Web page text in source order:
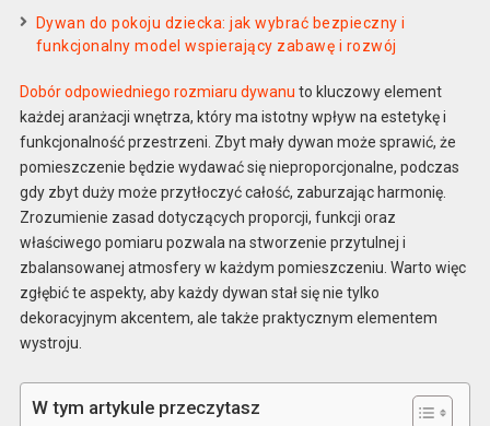
Dywan do pokoju dziecka: jak wybrać bezpieczny i
funkcjonalny model wspierający zabawę i rozwój
Dobór odpowiedniego rozmiaru dywanu to kluczowy element
każdej aranżacji wnętrza, który ma istotny wpływ na estetykę i
funkcjonalność przestrzeni. Zbyt mały dywan może sprawić, że
pomieszczenie będzie wydawać się nieproporcjonalne, podczas
gdy zbyt duży może przytłoczyć całość, zaburzając harmonię.
Zrozumienie zasad dotyczących proporcji, funkcji oraz
właściwego pomiaru pozwala na stworzenie przytulnej i
zbalansowanej atmosfery w każdym pomieszczeniu. Warto więc
zgłębić te aspekty, aby każdy dywan stał się nie tylko
dekoracyjnym akcentem, ale także praktycznym elementem
wystroju.
W tym artykule przeczytasz